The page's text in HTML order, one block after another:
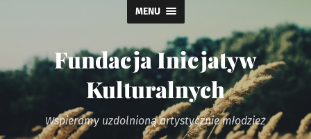
MENU
Fundacja Inicjatyw
Kulturalnych
Wspieramy uzdolnioną artystycznie młodzież